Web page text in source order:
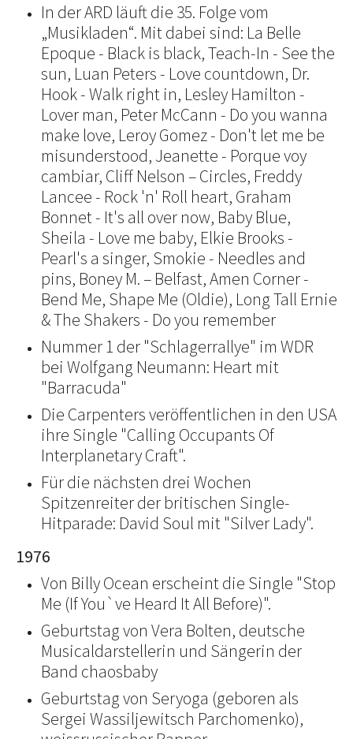
In der ARD läuft die 35. Folge vom
„Musikladen“. Mit dabei sind: La Belle
Epoque - Black is black, Teach-In - See the
sun, Luan Peters - Love countdown, Dr.
Hook - Walk right in, Lesley Hamilton -
Lover man, Peter McCann - Do you wanna
make love, Leroy Gomez - Don't let me be
misunderstood, Jeanette - Porque voy
cambiar, Cliff Nelson – Circles, Freddy
Lancee - Rock 'n' Roll heart, Graham
Bonnet - It's all over now, Baby Blue,
Sheila - Love me baby, Elkie Brooks -
Pearl's a singer, Smokie - Needles and
pins, Boney M. – Belfast, Amen Corner -
Bend Me, Shape Me (Oldie), Long Tall Ernie
& The Shakers - Do you remember
Nummer 1 der "Schlagerrallye" im WDR
bei Wolfgang Neumann: Heart mit
"Barracuda"
Die Carpenters veröffentlichen in den USA
ihre Single "Calling Occupants Of
Interplanetary Craft".
Für die nächsten drei Wochen
Spitzenreiter der britischen Single-
Hitparade: David Soul mit "Silver Lady".
1976
Von Billy Ocean erscheint die Single "Stop
Me (If You`ve Heard It All Before)".
Geburtstag von Vera Bolten, deutsche
Musicaldarstellerin und Sängerin der
Band chaosbaby
Geburtstag von Seryoga (geboren als
Sergei Wassiljewitsch Parchomenko),